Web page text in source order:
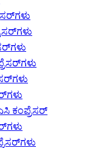
ಕಂಪ್ರೆಸರ್